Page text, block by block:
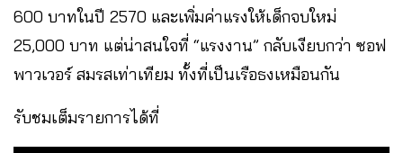
600 บาทในปี 2570 และเพิ่มค่าแรงให้เด็กจบใหม่
25,000 บาท แต่น่าสนใจที่ “แรงงาน” กลับเงียบกว่า ซอฟ
พาวเวอร์ สมรสเท่าเทียม ทั้งที่เป็นเรือธงเหมือนกัน
รับชมเต็มรายการได้ที่